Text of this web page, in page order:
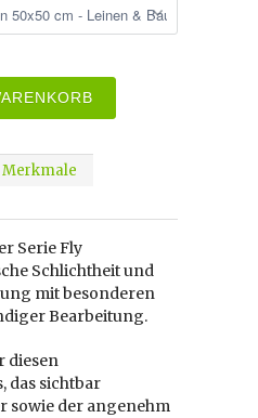
Merkmale
Serie Fly
Schlichtheit und
mit besonderen
Bearbeitung.
diesen
das sichtbar
sowie der angenehm